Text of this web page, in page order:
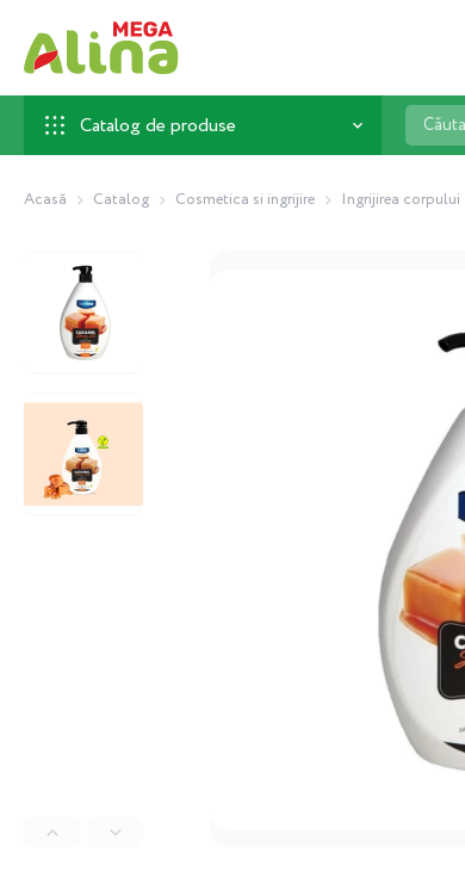
Catalog de produse
Căutare
...
Acasă Catalog Cosmetica si ingrijire Ingrijirea corpului